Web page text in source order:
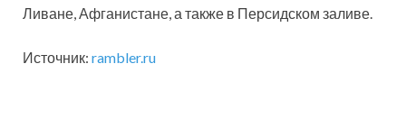
Ливане, Афганистане, а также в Персидском заливе.
Источник: rambler.ru